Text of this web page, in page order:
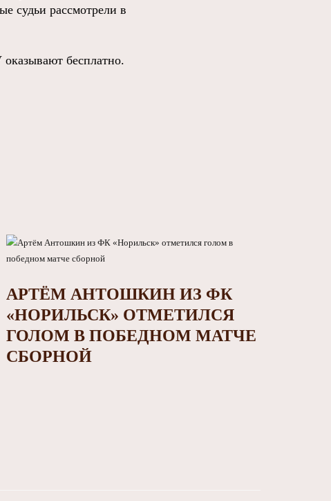
судьи рассмотрели в
бесплатно.
АРТЁМ АНТОШКИН ИЗ ФК
«НОРИЛЬСК» ОТМЕТИЛСЯ
ГОЛОМ В ПОБЕДНОМ МАТЧЕ
СБОРНОЙ